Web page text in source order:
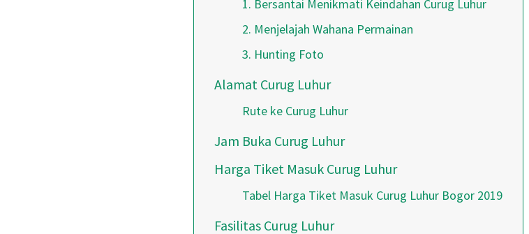
1. Bersantai Menikmati Keindahan Curug Luhur
2. Menjelajah Wahana Permainan
3. Hunting Foto
Alamat Curug Luhur
Rute ke Curug Luhur
Jam Buka Curug Luhur
Harga Tiket Masuk Curug Luhur
Tabel Harga Tiket Masuk Curug Luhur Bogor 2019
Fasilitas Curug Luhur